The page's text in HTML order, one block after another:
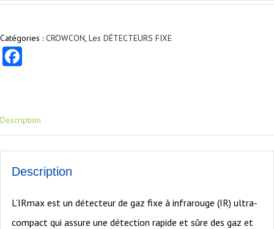
Catégories : CROWCON, Les DÉTECTEURS FIXE
Description
Description
L’IRmax est un détecteur de gaz fixe à infrarouge (IR) ultra-
compact qui assure une détection rapide et sûre des gaz et